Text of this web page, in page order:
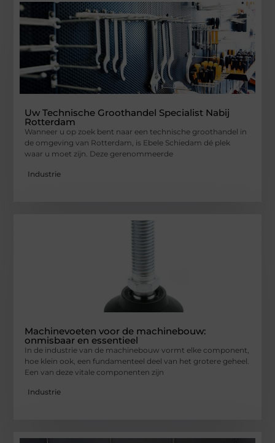
Uw Technische Groothandel Specialist Nabij
Rotterdam
Wanneer u op zoek bent naar een technische groothandel in
de omgeving van Rotterdam, is Ebele Schiedam dé plek
waar u moet zijn. Deze gerenommeerde
Industrie
Machinevoeten voor de machinebouw:
onmisbaar en essentieel
In de industrie van de machinebouw vormt elke component,
hoe klein ook, een fundamenteel deel van het grotere geheel.
Een van deze vitale componenten zijn
Industrie